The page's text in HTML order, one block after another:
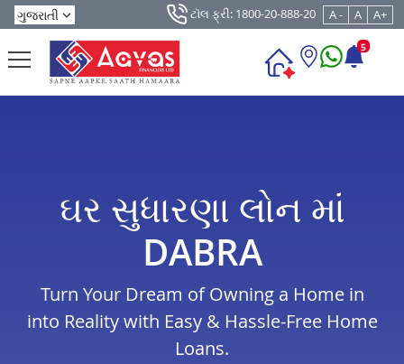
ટૉલ ફ્રી: 1800-20-888-20 A - A A+
5
ઘર સુધારણા લોન માં
DABRA
Turn Your Dream of Owning a Home in
into Reality with Easy & Hassle-Free Home
Loans.